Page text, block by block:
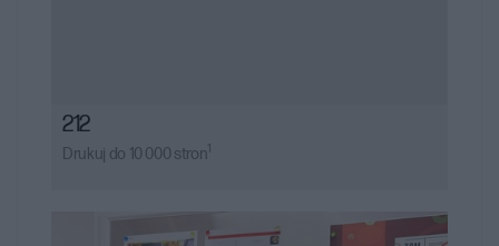
212
Drukuj do 10 000 stron